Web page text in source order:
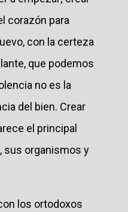
corazón para
con la certeza
que podemos
no es la
del bien. Crear
el principal
sus organismos y
los ortodoxos